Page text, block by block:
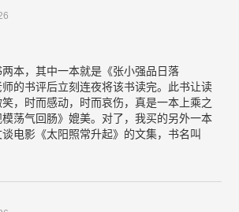
本，其中一本就是《张小强品日落
师的书评后立刻连夜将该书读完。此书让读
，时而感动，时而哀伤，真是一本上乘之
荡气回肠》媲美。对了，我买的另外一本
电影《太阳照常升起》的文集，书名叫